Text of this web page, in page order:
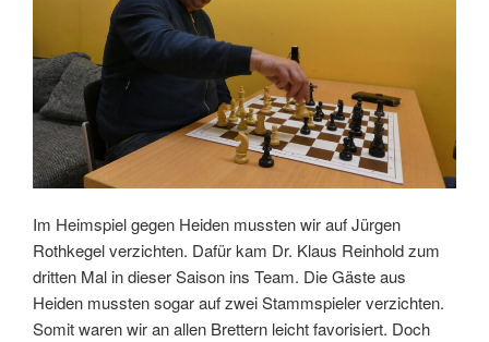
Im Heimspiel gegen Heiden mussten wir auf Jürgen
Rothkegel verzichten. Dafür kam Dr. Klaus Reinhold zum
dritten Mal in dieser Saison ins Team. Die Gäste aus
Heiden mussten sogar auf zwei Stammspieler verzichten.
Somit waren wir an allen Brettern leicht favorisiert. Doch